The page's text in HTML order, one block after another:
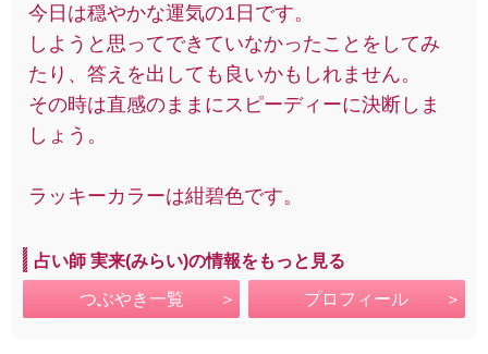
今日は穏やかな運気の1日です。
しようと思ってできていなかったことをしてみ
たり、答えを出しても良いかもしれません。
その時は直感のままにスピーディーに決断しま
しょう。
ラッキーカラーは紺碧色です。
占い師 実来(みらい)の情報をもっと見る
つぶやき一覧 プロフィール